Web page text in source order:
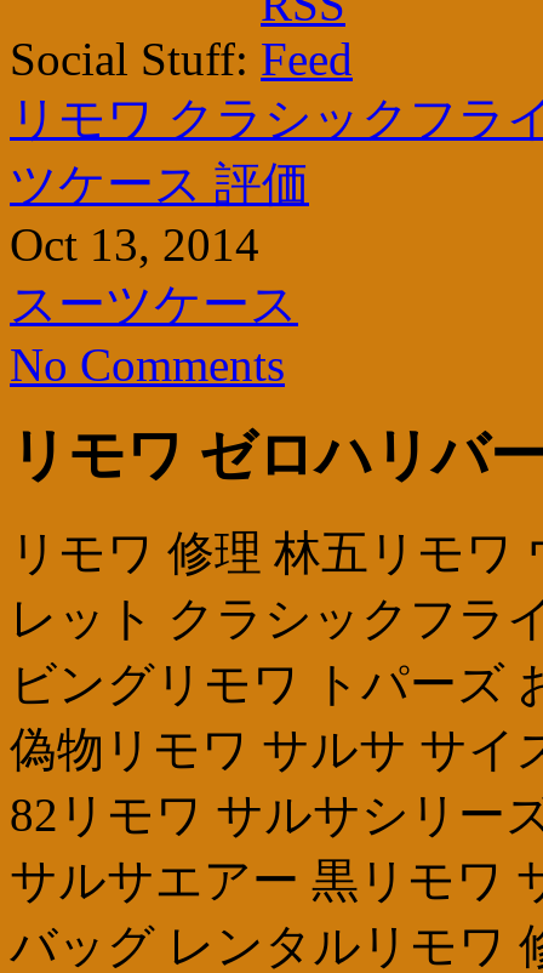
Social Stuff:
リモワ クラシックフラ
ツケース 評価
Oct 13, 2014
スーツケース
No Comments
リモワ ゼロハリバ
リモワ 修理 林五リモ
レット クラシックフラ
ビングリモワ トパーズ
偽物リモワ サルサ サイ
82リモワ サルサシリー
サルサエアー 黒リモワ
バッグ レンタルリモワ